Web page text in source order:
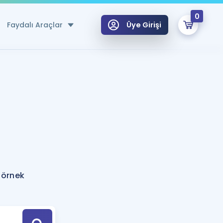
Faydalı Araçlar
Hesaplama Aracı
için Öneriler
Tek Takvimde
Üye Girişi
0